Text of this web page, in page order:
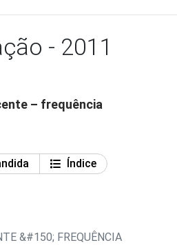
- 2011
– frequência
Índice
&#150; FREQUÊNCIA